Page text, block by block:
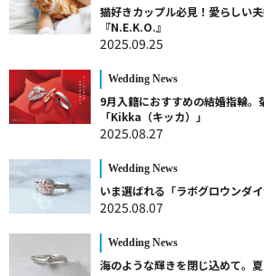
猫好きカップル必見！愛らしい
『N.E.K.O.』
2025.09.25
Wedding News
9月入籍におすすめの結婚指輪。
「Kikka（キッカ）」
2025.08.27
Wedding News
いま選ばれる「ラボグロウンダ
2025.08.07
Wedding News
海のような輝きを閉じ込めて。